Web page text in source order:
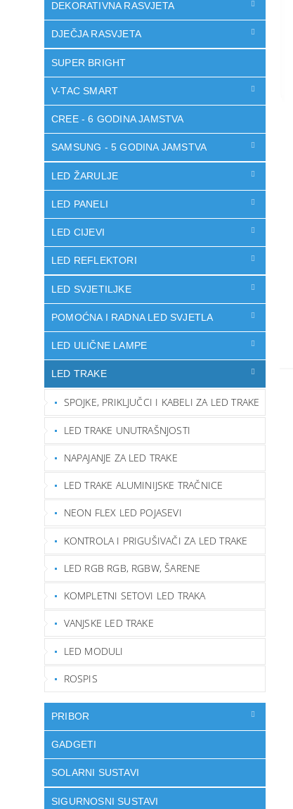
DEKORATIVNA RASVJETA
DJEČJA RASVJETA
SUPER BRIGHT
V-TAC SMART
CREE - 6 GODINA JAMSTVA
SAMSUNG - 5 GODINA JAMSTVA
LED ŽARULJE
LED PANELI
LED CIJEVI
LED REFLEKTORI
LED SVJETILJKE
POMOĆNA I RADNA LED SVJETLA
LED ULIČNE LAMPE
LED TRAKE
SPOJKE, PRIKLJUČCI I KABELI ZA LED TRAKE
LED TRAKE UNUTRAŠNJOSTI
NAPAJANJE ZA LED TRAKE
LED TRAKE ALUMINIJSKE TRAČNICE
NEON FLEX LED POJASEVI
KONTROLA I PRIGUŠIVAČI ZA LED TRAKE
LED RGB RGB, RGBW, ŠARENE
KOMPLETNI SETOVI LED TRAKA
VANJSKE LED TRAKE
LED MODULI
ROSPIS
PRIBOR
GADGETI
SOLARNI SUSTAVI
SIGURNOSNI SUSTAVI